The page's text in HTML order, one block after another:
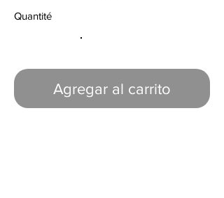
Quantité
Agregar al carrito